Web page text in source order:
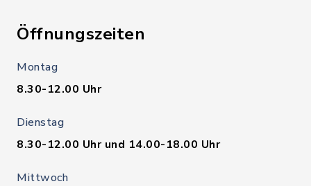
Öffnungszeiten
Montag
8.30-12.00 Uhr
Dienstag
8.30-12.00 Uhr und 14.00-18.00 Uhr
Mittwoch